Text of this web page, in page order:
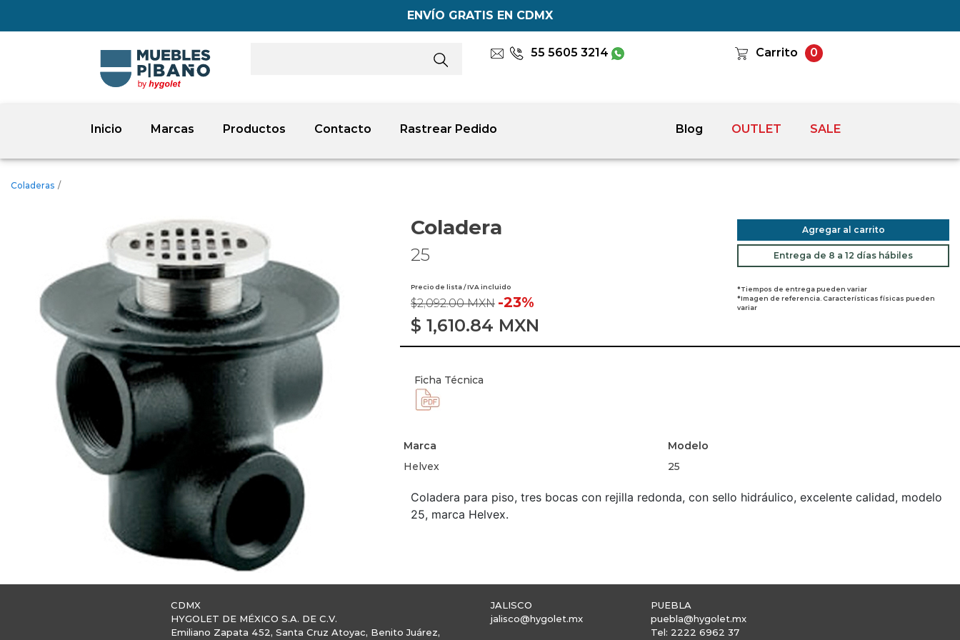
ENVÍO GRATIS EN CDMX
55 5605 3214 Carrito 0
Inicio Marcas Productos Contacto Rastrear Pedido Blog OUTLET SALE
Coladeras /
Coladera
25
Precio de lista / IVA incluido
$2,092.00 MXN -23%
$ 1,610.84 MXN
Agregar al carrito
Entrega de 8 a 12 días hábiles
*Tiempos de entrega pueden variar
*Imagen de referencia. Características físicas pueden
variar
Ficha Técnica
Marca
Modelo
Helvex
25
Coladera para piso, tres bocas con rejilla redonda, con sello hidráulico, excelente calidad, modelo
25, marca Helvex.
CDMX
HYGOLET DE MÉXICO S.A. DE C.V.
Emiliano Zapata 452, Santa Cruz Atoyac, Benito Juárez,
JALISCO
jalisco@hygolet.mx
PUEBLA
puebla@hygolet.mx
Tel: 2222 6962 37